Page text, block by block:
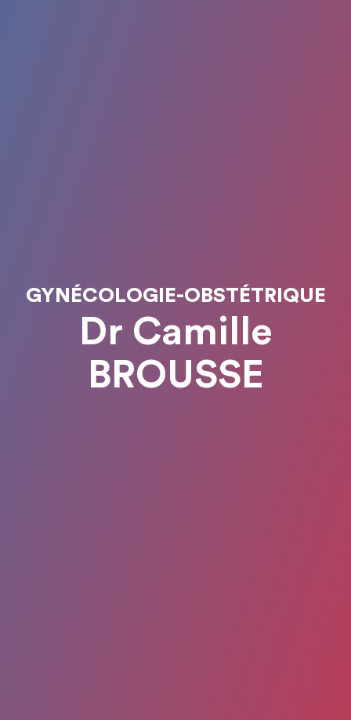
GYNÉCOLOGIE-OBSTÉTRIQUE
Dr Camille
BROUSSE